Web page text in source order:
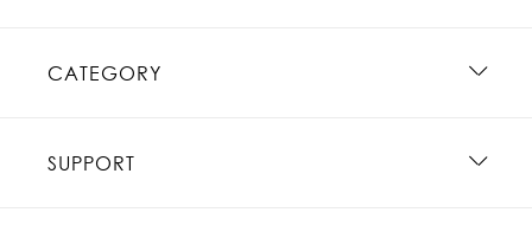
CATEGORY
SUPPORT